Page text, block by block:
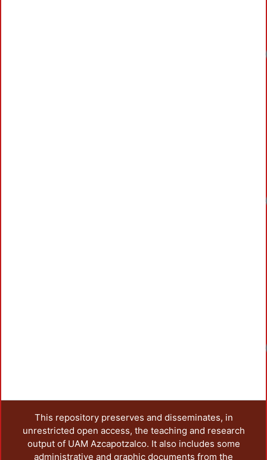
This repository preserves and disseminates, in
unrestricted open access, the teaching and research
output of UAM Azcapotzalco. It also includes some
administrative and graphic documents from the